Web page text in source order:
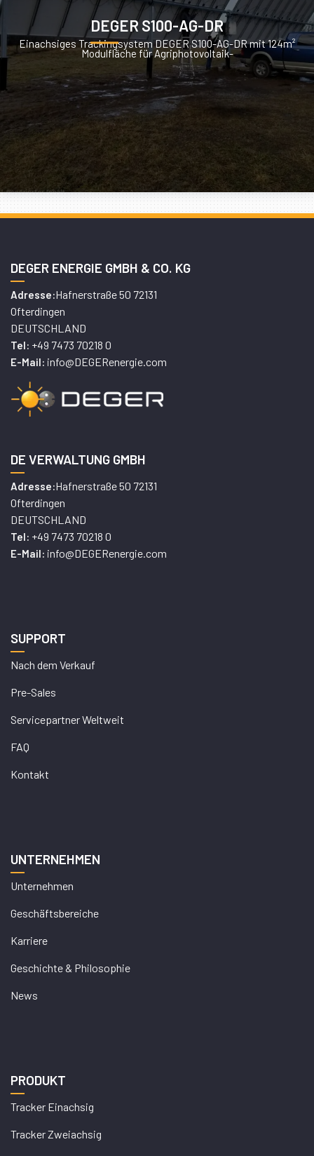
DEGER S100-AG-DR
Einachsiges Trackingsystem DEGER S100-AG-DR mit 124m²
Modulfläche für Agriphotovoltaik-
DEGER ENERGIE GMBH & CO. KG
Adresse:Hafnerstraße 50 72131
Ofterdingen
DEUTSCHLAND
Tel: +49 7473 70218 0
E-Mail: info@DEGERenergie.com
DE VERWALTUNG GMBH
Adresse:Hafnerstraße 50 72131
Ofterdingen
DEUTSCHLAND
Tel: +49 7473 70218 0
E-Mail: info@DEGERenergie.com
SUPPORT
Nach dem Verkauf
Pre-Sales
Servicepartner Weltweit
FAQ
Kontakt
UNTERNEHMEN
Unternehmen
Geschäftsbereiche
Karriere
Geschichte & Philosophie
News
PRODUKT
Tracker Einachsig
Tracker Zweiachsig